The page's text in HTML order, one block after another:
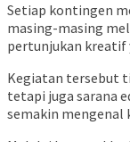
Setiap kontingen
masing-masing
pertunjukan kreatif
Kegiatan tersebut
tetapi juga sarana
semakin mengenal